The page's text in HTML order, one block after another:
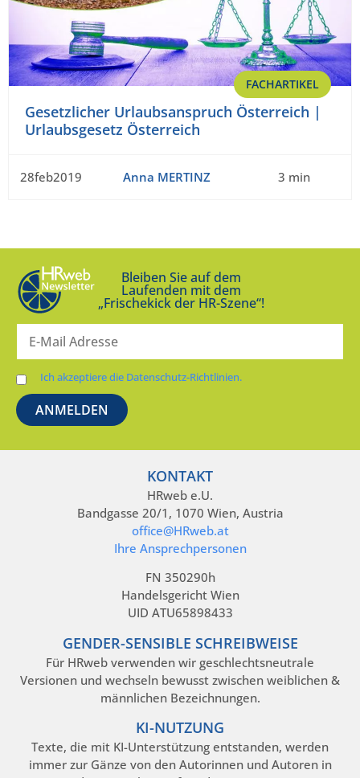
FACHARTIKEL
Gesetzlicher Urlaubsanspruch Österreich |
Urlaubsgesetz Österreich
28feb2019 Anna MERTINZ 3 min
Bleiben Sie auf dem
Laufenden mit dem
„Frischekick der HR-Szene“!
Ich akzeptiere die Datenschutz-Richtlinien.
KONTAKT
HRweb e.U.
Bandgasse 20/1, 1070 Wien, Austria
office@HRweb.at
Ihre Ansprechpersonen
FN 350290h
Handelsgericht Wien
UID ATU65898433
GENDER-SENSIBLE SCHREIBWEISE
Für HRweb verwenden wir geschlechtsneutrale
Versionen und wechseln bewusst zwischen weiblichen &
männlichen Bezeichnungen.
KI-NUTZUNG
Texte, die mit KI-Unterstützung entstanden, werden
immer zur Gänze von den Autorinnen und Autoren in